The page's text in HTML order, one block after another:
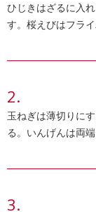
ひじきはざるに入
す。桜えびはフラ
玉ねぎは薄切りに
る。いんげんは両